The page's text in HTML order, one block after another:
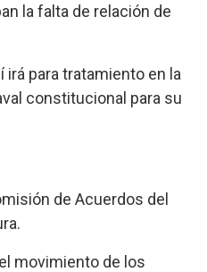
la falta de relación de
irá para tratamiento en la
constitucional para su
de Acuerdos del
movimiento de los